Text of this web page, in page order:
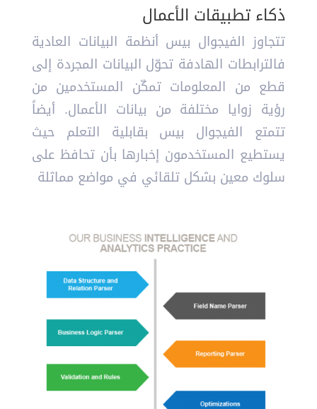
ذكاء تطبيقات الأعمال
تتجاوز الفيجوال بيس أنظمة البيانات العادية
فالترابطات الهادفة تحوّل البيانات المجردة إلى
قطع من المعلومات تمكّن المستخدمين من
رؤية زوايا مختلفة من بيانات الأعمال. أيضاً
تتمتع الفيجوال بيس بقابلية التعلم حيث
يستطيع المستخدمون إخبارها بأن تحافظ على
سلوك معين بشكل تلقائي في مواضع مماثلة